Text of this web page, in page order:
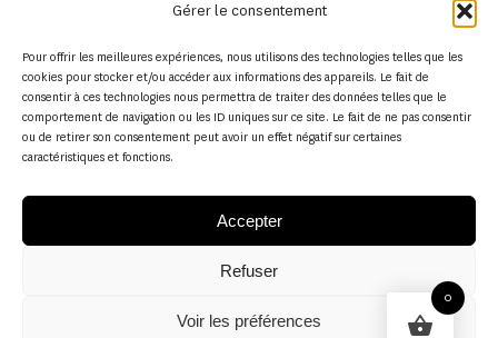
Gérer le consentement
Pour offrir les meilleures expériences, nous utilisons des technologies telles que les
cookies pour stocker et/ou accéder aux informations des appareils. Le fait de
consentir à ces technologies nous permettra de traiter des données telles que le
comportement de navigation ou les ID uniques sur ce site. Le fait de ne pas consentir
ou de retirer son consentement peut avoir un effet négatif sur certaines
caractéristiques et fonctions.
Accepter
Refuser
Voir les préférences
0